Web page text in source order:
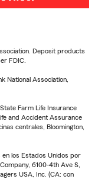
Deposit products
FDIC.
National Association,
Farm Life Insurance
and Accident Assurance
centrales, Bloomington,
los Estados Unidos por
6100-4th Ave S,
USA, Inc. (CA: con